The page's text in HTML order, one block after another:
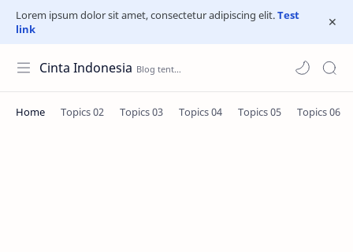
Lorem ipsum dolor sit amet, consectetur adipiscing elit.Test
link
Cinta Indonesia